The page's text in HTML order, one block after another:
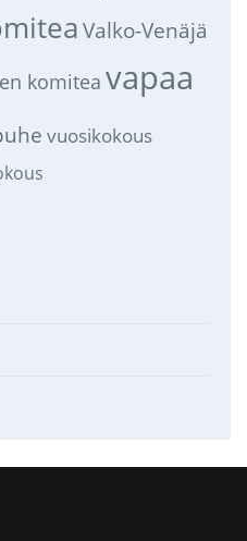
Valko-Venäjä
komitea vapaa
vuosikokous